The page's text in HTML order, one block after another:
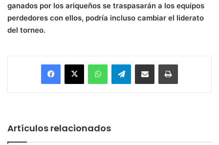
ganados por los ariqueños se traspasarán a los equipos
perdedores con ellos, podría incluso cambiar el liderato
del torneo.
Facebook
X WhatsAppTelegramEnviar vía email Imprimir
Artículos relacionados